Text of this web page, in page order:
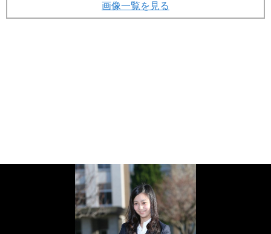
画像一覧を見る